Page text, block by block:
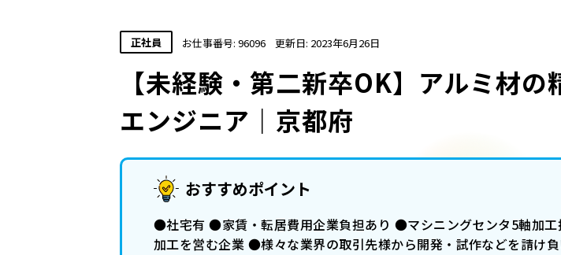
正社員 お仕事番号: 96096 更新日: 2023年6月26日
【未経験・第二新卒OK】アルミ材
エンジニア｜京都府
おすすめポイント
●社宅有 ●家賃・転居費用企業負担あり ●マシニングセンタ5軸加工
加工を営む企業 ●様々な業界の取引先様から開発・試作などを請け